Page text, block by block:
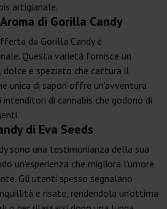
artigianale.
di Gorilla Candy
da Gorilla Candy è
Questa varietà fornisce un
dolce e speziato che cattura il
unica di sapori offre un'avventura
di cannabis che godono di
di Eva Seeds
sono una testimonianza della sua
un'esperienza che migliora l'umore
Gli utenti spesso segnalano
e risate, rendendola un'ottima